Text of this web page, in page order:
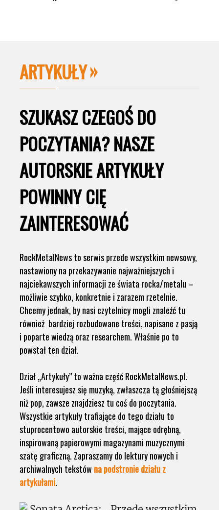
ARTYKUŁY
SZUKASZ CZEGOŚ DO
POCZYTANIA? NASZE
AUTORSKIE ARTYKUŁY
POWINNY CIĘ
ZAINTERESOWAĆ
RockMetalNews to serwis przede wszystkim newsowy,
nastawiony na przekazywanie najważniejszych i
najciekawszych informacji ze świata rocka/metalu –
możliwie szybko, konkretnie i zarazem rzetelnie.
Chcemy jednak, by nasi czytelnicy mogli znaleźć tu
również bardziej rozbudowane treści, napisane z pasją
i poparte wiedzą oraz researchem. Właśnie po to
powstał ten dział.
Dział „Artykuły” to ważna część RockMetalNews.pl.
Jeśli interesujesz się muzyką, zwłaszcza tą głośniejszą
niż pop, zawsze znajdziesz tu coś do poczytania.
Wszystkie artykuły trafiające do tego działu to
stuprocentowo autorskie treści, mające odrębną,
inspirowaną papierowymi magazynami muzycznymi
szatę graficzną. Zapraszamy do lektury nowych i
archiwalnych tekstów na podstronie działu z
artykułami.